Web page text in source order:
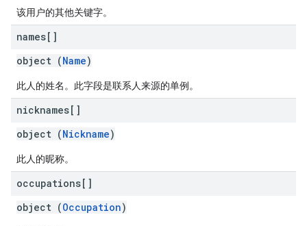
该用户的其他关键字。
names[]
object (Name)
此人的姓名。此字段是联系人来源的单例。
nicknames[]
object (Nickname)
此人的昵称。
occupations[]
object (Occupation)